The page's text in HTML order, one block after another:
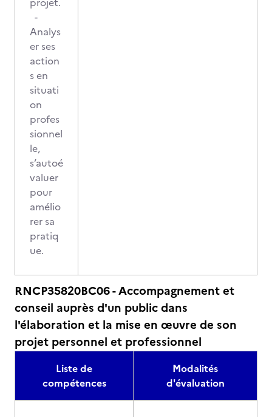
-
Analys
er ses
action
s en
situati
on
profes
sionnel
le,
s’autoé
valuer
pour
amélio
rer sa
pratiq
ue.
RNCP35820BC06 - Accompagnement et
conseil auprès d'un public dans
l'élaboration et la mise en œuvre de son
projet personnel et professionnel
Liste de
compétences
Modalités
d'évaluation